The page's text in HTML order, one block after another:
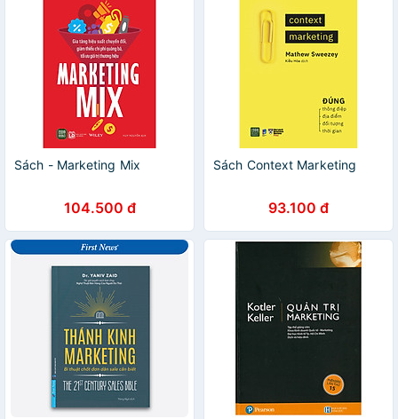
Sách - Marketing Mix
104.500 đ
Sách Context Marketing
93.100 đ